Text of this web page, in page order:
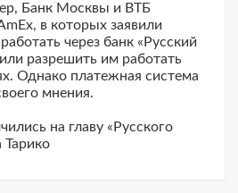
Банк Москвы и ВТБ
в которых заявили
через банк «Русский
разрешить им работать
Однако платежная система
мнения.
на главу «Русского
Тарико